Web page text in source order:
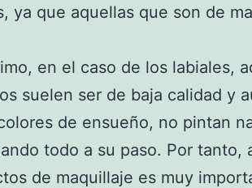
ya que aquellas que son de
en el caso de los labiales,
suelen ser de baja calidad y
de ensueño, no pintan
todo a su paso. Por tanto,
de maquillaje es muy